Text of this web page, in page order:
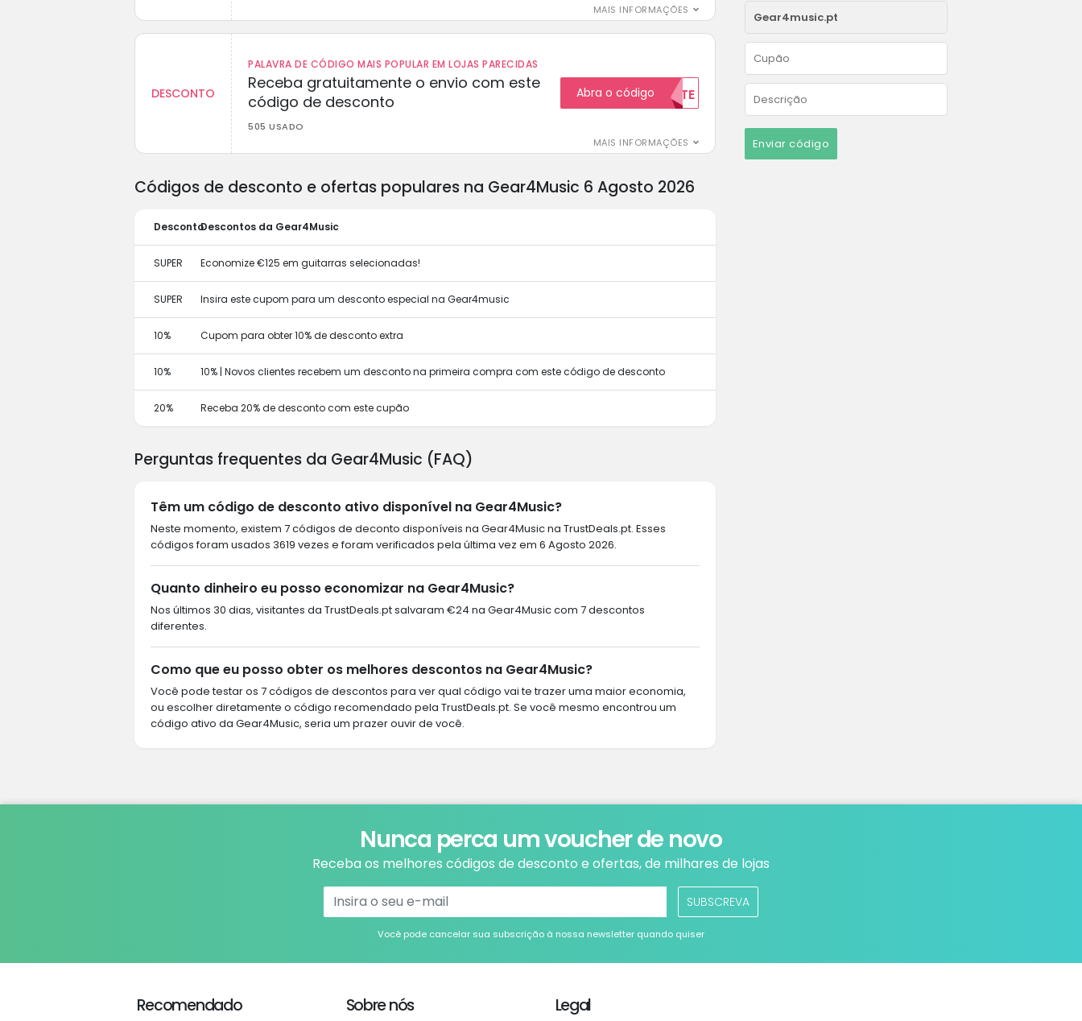
MAIS INFORMAÇÕES
DESCONTO
PALAVRA DE CÓDIGO MAIS POPULAR EM LOJAS PARECIDAS
Receba gratuitamente o envio com este
código de desconto
505 USADO
MAIS INFORMAÇÕES
Abra o código
GRATUITAMENTE
Enviar código
Códigos de desconto e ofertas populares na Gear4Music 6 Agosto 2026
DescontoDescontos da Gear4Music
SUPER Economize €125 em guitarras selecionadas!
SUPER Insira este cupom para um desconto especial na Gear4music
10% Cupom para obter 10% de desconto extra
10% 10% | Novos clientes recebem um desconto na primeira compra com este código de desconto
20% Receba 20% de desconto com este cupão
Perguntas frequentes da Gear4Music (FAQ)
Têm um código de desconto ativo disponível na Gear4Music?
Neste momento, existem 7 códigos de deconto disponíveis na Gear4Music na TrustDeals.pt. Esses
códigos foram usados 3619 vezes e foram verificados pela última vez em 6 Agosto 2026.
Quanto dinheiro eu posso economizar na Gear4Music?
Nos últimos 30 dias, visitantes da TrustDeals.pt salvaram €24 na Gear4Music com 7 descontos
diferentes.
Como que eu posso obter os melhores descontos na Gear4Music?
Você pode testar os 7 códigos de descontos para ver qual código vai te trazer uma maior economia,
ou escolher diretamente o código recomendado pela TrustDeals.pt. Se você mesmo encontrou um
código ativo da Gear4Music, seria um prazer ouvir de você.
Nunca perca um voucher de novo
Receba os melhores códigos de desconto e ofertas, de milhares de lojas
SUBSCREVA
Você pode cancelar sua subscrição à nossa newsletter quando quiser
Recomendado Sobre nós Legal